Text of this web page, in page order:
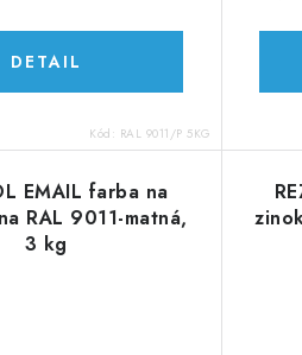
DETAIL
Kód: RAL 9011/P 5KG
EMAIL farba na
RAL 9011-matná,
3 kg